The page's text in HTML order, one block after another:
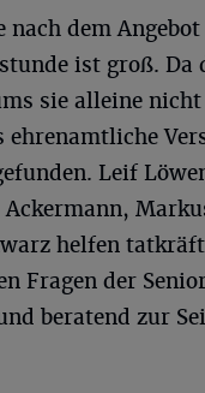
nach dem
ist groß. Da
sie alleine
ehrenamtliche
Leif
helfen
Fragen der
beratend zur